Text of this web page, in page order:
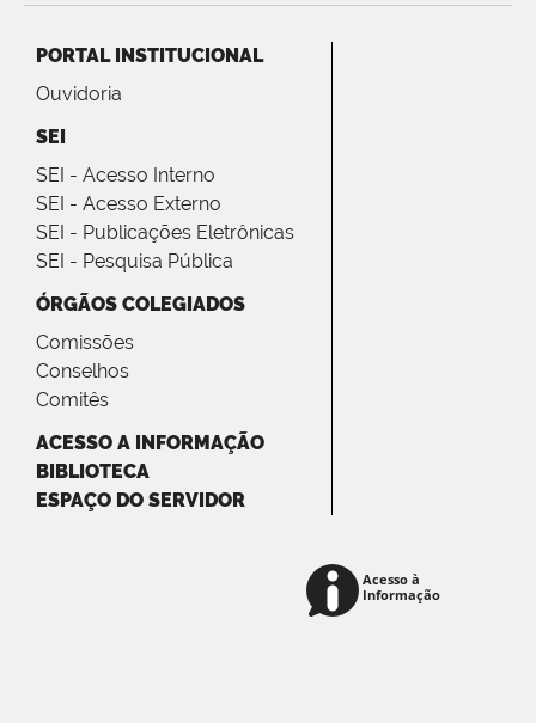
PORTAL INSTITUCIONAL
Ouvidoria
SEI
SEI - Acesso Interno
SEI - Acesso Externo
SEI - Publicações Eletrônicas
SEI - Pesquisa Pública
ÓRGÃOS COLEGIADOS
Comissões
Conselhos
Comitês
ACESSO A INFORMAÇÃO
BIBLIOTECA
ESPAÇO DO SERVIDOR